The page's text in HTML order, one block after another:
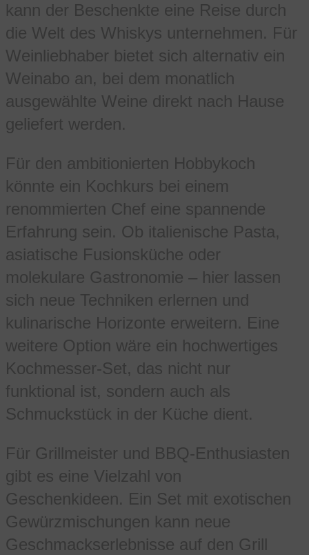
kann der Beschenkte eine Reise durch
die Welt des Whiskys unternehmen. Für
Weinliebhaber bietet sich alternativ ein
Weinabo an, bei dem monatlich
ausgewählte Weine direkt nach Hause
geliefert werden.
Für den ambitionierten Hobbykoch
könnte ein Kochkurs bei einem
renommierten Chef eine spannende
Erfahrung sein. Ob italienische Pasta,
asiatische Fusionsküche oder
molekulare Gastronomie – hier lassen
sich neue Techniken erlernen und
kulinarische Horizonte erweitern. Eine
weitere Option wäre ein hochwertiges
Kochmesser-Set, das nicht nur
funktional ist, sondern auch als
Schmuckstück in der Küche dient.
Für Grillmeister und BBQ-Enthusiasten
gibt es eine Vielzahl von
Geschenkideen. Ein Set mit exotischen
Gewürzmischungen kann neue
Geschmackserlebnisse auf den Grill